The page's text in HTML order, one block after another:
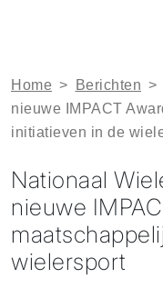
Home > Berichten >
nieuwe IMPACT
initiatieven in de
Nationaal
nieuwe
wielersport